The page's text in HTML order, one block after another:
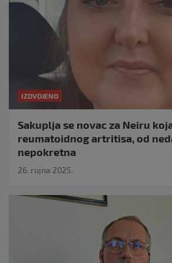
IZDVOJENO
Sakuplja se novac za Neiru
reumatoidnog artritisa, od
nepokretna
26. rujna 2025.